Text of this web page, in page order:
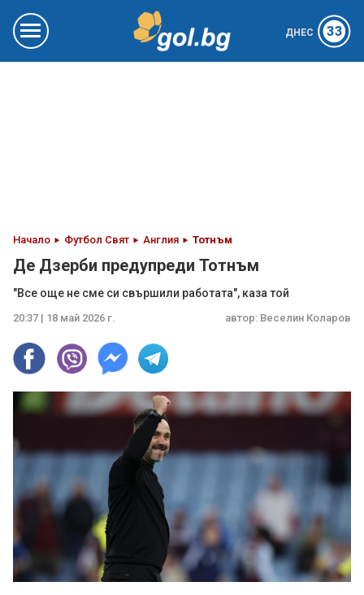
ДНЕС 33
Начало Футбол Свят Англия Тотнъм
Де Дзерби предупреди Тотнъм
"Все още не сме си свършили работата", каза той
20:37 | 18 май 2026 г. автор: Веселин Коларов